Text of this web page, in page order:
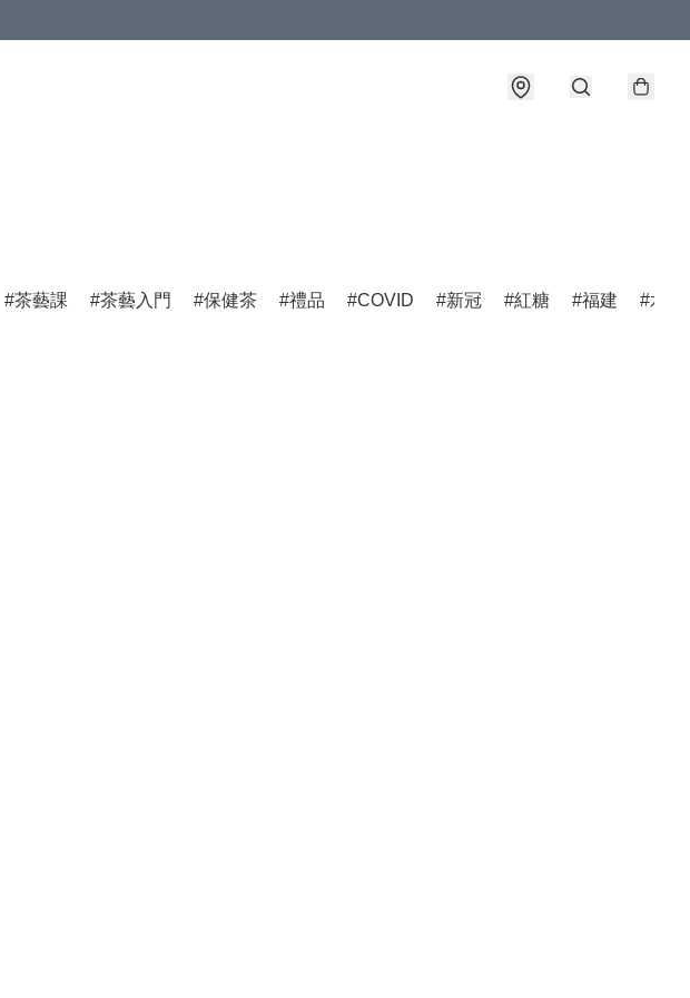
茶藝課 茶藝入門 保健茶 禮品 COVID 新冠 紅糖 福建 水仙